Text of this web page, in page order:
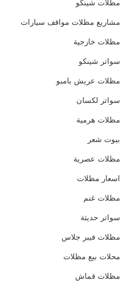
مظلات شينكو
مشاريع مظلات مواقف سيارات
مظلات خارجية
سواتر شينكو
مظلات عريش بامبو
سواتر لكسان
مظلات هرمية
بيوت شعر
مظلات عصرية
اسعار مظلات
مظلات غنم
سواتر حديثة
مظلات فيبر جلاس
محلات بيع مظلات
مظلات قماش